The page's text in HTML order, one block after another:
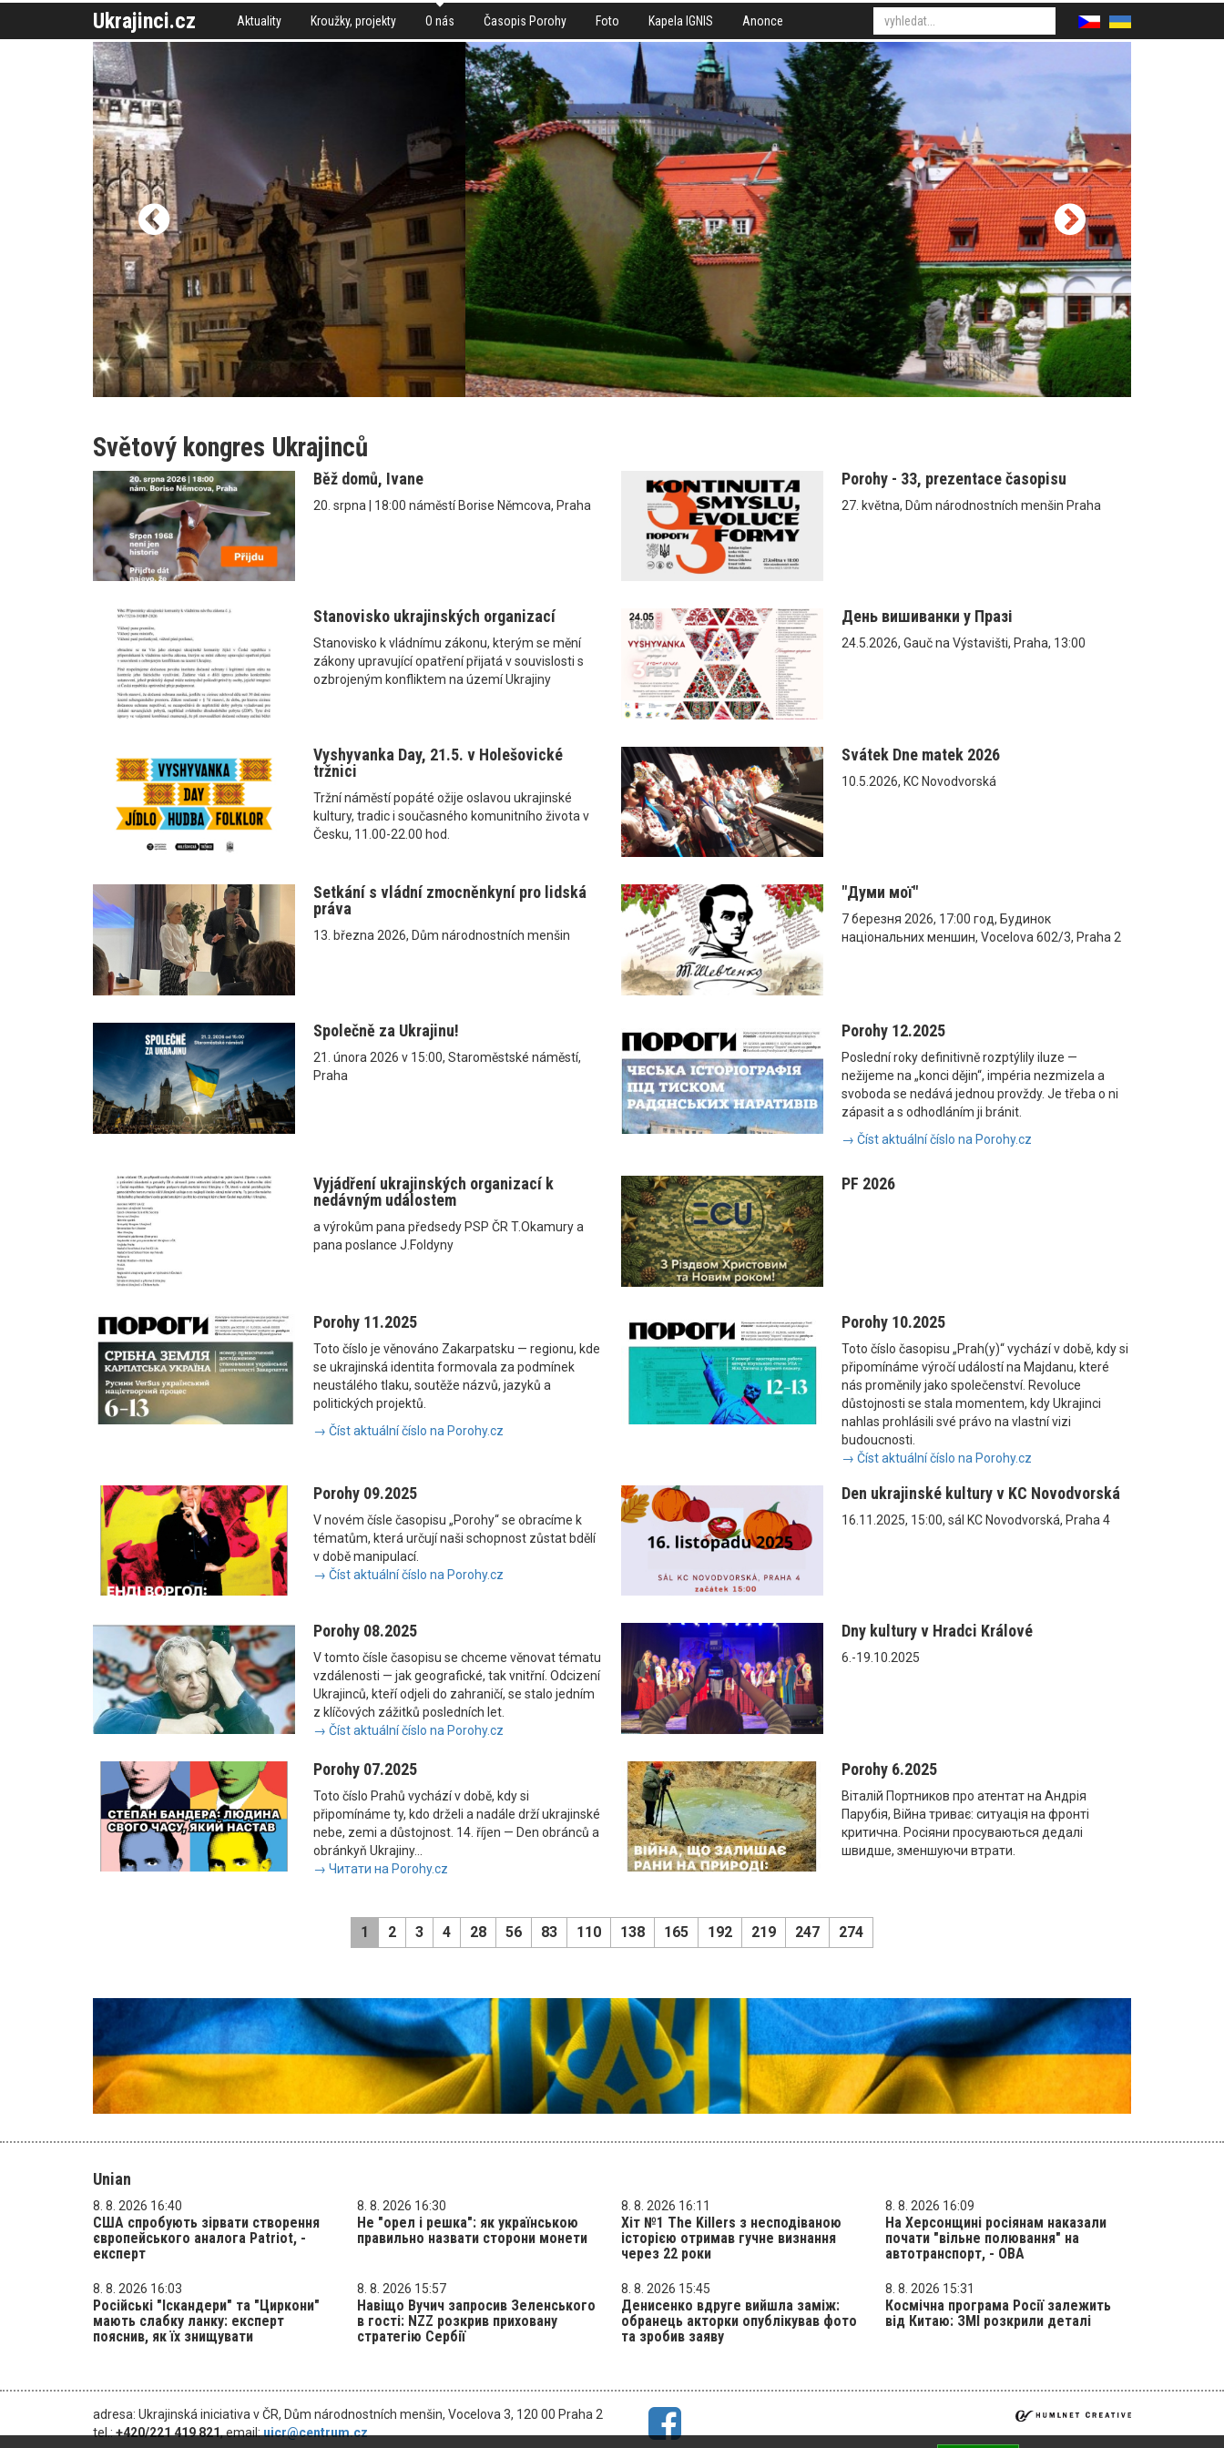
Ukrajinci.cz Aktuality Kroužky, projekty O nás Časopis Porohy Foto Kapela IGNIS Anonce
Světový kongres Ukrajinců
Běž domů, Ivane
20. srpna | 18:00 náměstí Borise Němcova, Praha
Porohy - 33, prezentace časopisu
27. května, Dům národnostních menšin Praha
Stanovisko ukrajinských organizací
Stanovisko k vládnímu zákonu, kterým se mění
zákony upravující opatření přijatá v souvislosti s
ozbrojeným konfliktem na území Ukrajiny
День вишиванки у Празі
24.5.2026, Gauč na Výstavišti, Praha, 13:00
Vyshyvanka Day, 21.5. v Holešovické
tržnici
Tržní náměstí popáté ožije oslavou ukrajinské
kultury, tradic i současného komunitního života v
Česku, 11.00-22.00 hod.
Svátek Dne matek 2026
10.5.2026, KC Novodvorská
Setkání s vládní zmocněnkyní pro lidská
práva
13. března 2026, Dům národnostních menšin
"Думи мої"
7 березня 2026, 17:00 год, Будинок
національних меншин, Vocelova 602/3, Praha 2
Společně za Ukrajinu!
21. února 2026 v 15:00, Staroměstské náměstí,
Praha
Porohy 12.2025
Poslední roky definitivně rozptýlily iluze —
nežijeme na „konci dějin“, impéria nezmizela a
svoboda se nedává jednou provždy. Je třeba o ni
zápasit a s odhodláním ji bránit.
→ Číst aktuální číslo na Porohy.cz
Vyjádření ukrajinských organizací k
nedávným událostem
a výrokům pana předsedy PSP ČR T.Okamury a
pana poslance J.Foldyny
PF 2026
Porohy 11.2025
Toto číslo je věnováno Zakarpatsku — regionu, kde
se ukrajinská identita formovala za podmínek
neustálého tlaku, soutěže názvů, jazyků a
politických projektů.
→ Číst aktuální číslo na Porohy.cz
Porohy 10.2025
Toto číslo časopisu „Prah(y)“ vychází v době, kdy si
připomínáme výročí událostí na Majdanu, které
nás proměnily jako společenství. Revoluce
důstojnosti se stala momentem, kdy Ukrajinci
nahlas prohlásili své právo na vlastní vizi
budoucnosti.
→ Číst aktuální číslo na Porohy.cz
Porohy 09.2025
V novém čísle časopisu „Porohy“ se obracíme k
tématům, která určují naši schopnost zůstat bdělí
v době manipulací.
→ Číst aktuální číslo na Porohy.cz
Den ukrajinské kultury v KC Novodvorská
16.11.2025, 15:00, sál KC Novodvorská, Praha 4
Porohy 08.2025
V tomto čísle časopisu se chceme věnovat tématu
vzdálenosti — jak geografické, tak vnitřní. Odcizení
Ukrajinců, kteří odjeli do zahraničí, se stalo jedním
z klíčových zážitků posledních let.
→ Číst aktuální číslo na Porohy.cz
Dny kultury v Hradci Králové
6.-19.10.2025
Porohy 07.2025
Toto číslo Prahů vychází v době, kdy si
připomínáme ty, kdo drželi a nadále drží ukrajinské
nebe, zemi a důstojnost. 14. říjen — Den obránců a
obránkyň Ukrajiny...
→ Читати на Porohy.cz
Porohy 6.2025
Віталій Портников про атентат на Андрія
Парубія, Війна триває: ситуація на фронті
критична. Росіяни просуваються дедалі
швидше, зменшуючи втрати.
1 2 3 4 28 56 83 110 138 165 192 219 247 274
Unian
8. 8. 2026 16:40
США спробують зірвати створення
європейського аналога Patriot, -
експерт
8. 8. 2026 16:30
Не "орел і решка": як українською
правильно назвати сторони монети
8. 8. 2026 16:11
Хіт №1 The Killers з несподіваною
історією отримав гучне визнання
через 22 роки
8. 8. 2026 16:09
На Херсонщині росіянам наказали
почати "вільне полювання" на
автотранспорт, - ОВА
8. 8. 2026 16:03
Російські "Іскандери" та "Циркони"
мають слабку ланку: експерт
пояснив, як їх знищувати
8. 8. 2026 15:57
Навіщо Вучич запросив Зеленського
в гості: NZZ розкрив приховану
стратегію Сербії
8. 8. 2026 15:45
Денисенко вдруге вийшла заміж:
обранець акторки опублікував фото
та зробив заяву
8. 8. 2026 15:31
Космічна програма Росії залежить
від Китаю: ЗМІ розкрили деталі
adresa: Ukrajinská iniciativa v ČR, Dům národnostních menšin, Vocelova 3, 120 00 Praha 2
tel.:+420/221 419 821, email:uicr@centrum.cz